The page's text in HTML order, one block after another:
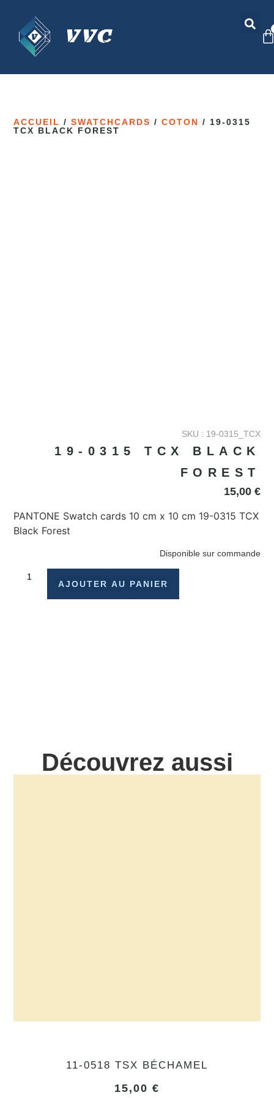
ACCUEIL /SWATCHCARDS /COTON / 19-0315
TCX BLACK FOREST
SKU : 19-0315_TCX
19-0315 TCX BLACK
FOREST
15,00 €
PANTONE Swatch cards 10 cm x 10 cm 19-0315 TCX
Black Forest
Disponible sur commande
AJOUTER AU PANIER
Découvrez aussi
11-0518 TSX BÉCHAMEL
15,00 €